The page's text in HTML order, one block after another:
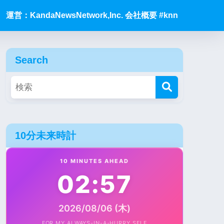
運営：KandaNewsNetwork,Inc. 会社概要 #knn
Search
10分未来時計
10 MINUTES AHEAD
02:57
2026/08/06 (木)